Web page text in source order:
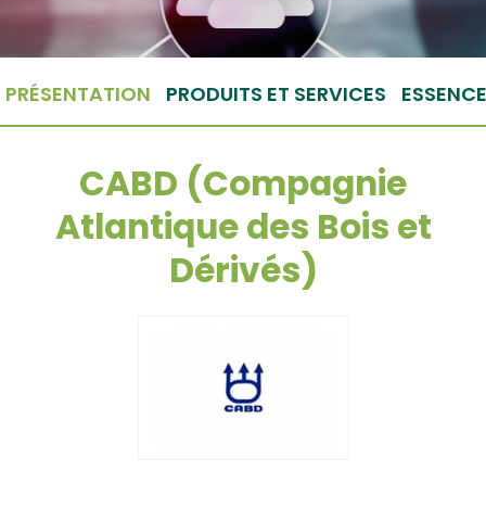
PRÉSENTATION PRODUITS ET SERVICES
CABD (Compagnie
Atlantique des Bois et
Dérivés)